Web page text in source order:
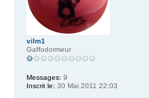
vilm1
Gaffodormeur
Messages: 9
Inscrit le: 30 Mai 2011 22:03